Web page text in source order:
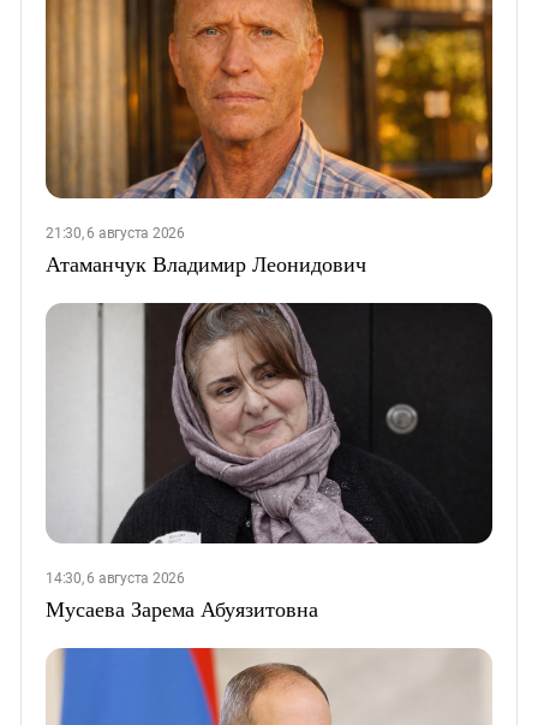
21:30, 6 августа 2026
Атаманчук Владимир Леонидович
14:30, 6 августа 2026
Мусаева Зарема Абуязитовна